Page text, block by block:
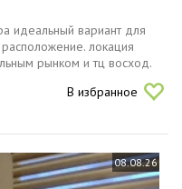
идеальный вариант для
локация
рынком и тц восход.
вся необходимая...
В избранное
08.08.26